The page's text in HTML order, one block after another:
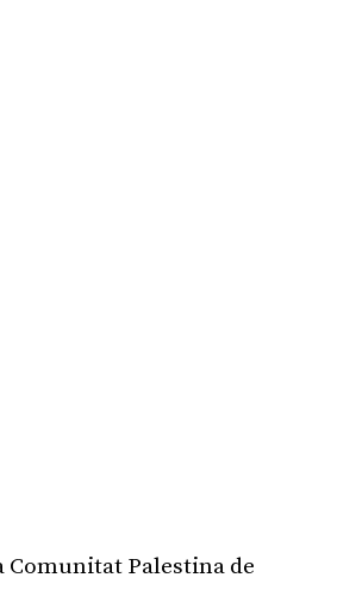
Comunitat Palestina de